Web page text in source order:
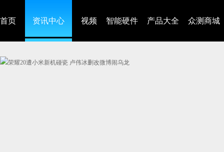
首页 资讯中心 视频 智能硬件 产品大全 众测商城